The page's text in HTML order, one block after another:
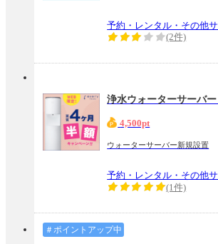
予約・レンタル・その他
(2件)
4,500pt
ウォーターサーバー新規設置
予約・レンタル・その他
(1件)
＃ポイントアップ中